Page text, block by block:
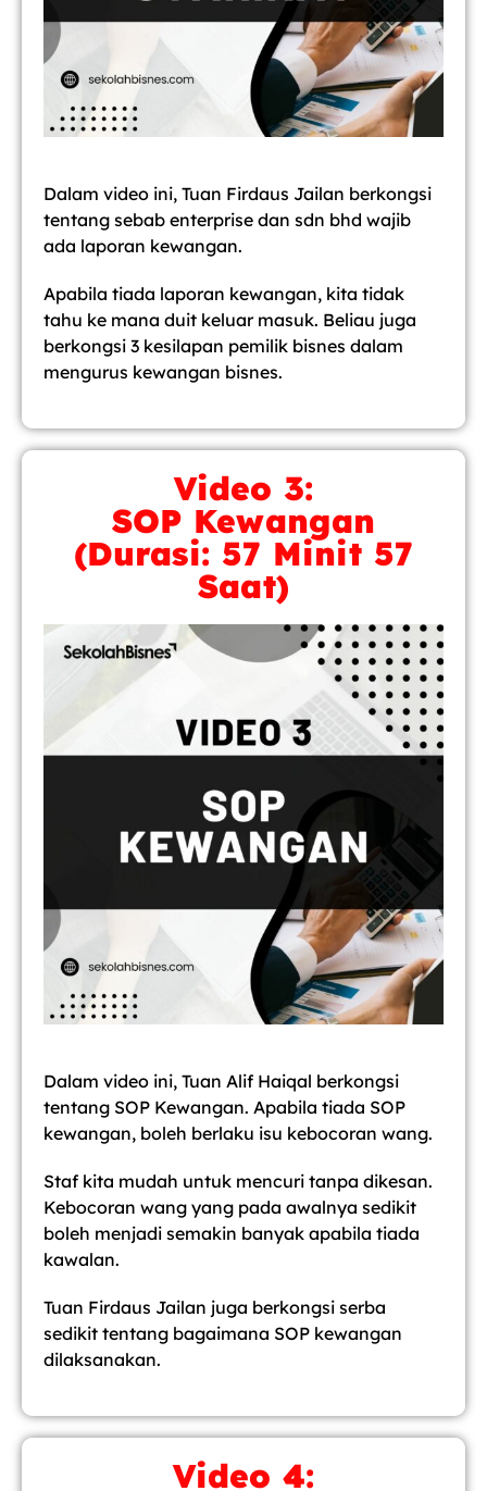
Dalam video ini, Tuan Firdaus Jailan berkongsi
tentang sebab enterprise dan sdn bhd wajib
ada laporan kewangan.
Apabila tiada laporan kewangan, kita tidak
tahu ke mana duit keluar masuk. Beliau juga
berkongsi 3 kesilapan pemilik bisnes dalam
mengurus kewangan bisnes.
Video 3:
SOP Kewangan
(Durasi: 57 Minit 57
Saat)
Dalam video ini, Tuan Alif Haiqal berkongsi
tentang SOP Kewangan. Apabila tiada SOP
kewangan, boleh berlaku isu kebocoran wang.
Staf kita mudah untuk mencuri tanpa dikesan.
Kebocoran wang yang pada awalnya sedikit
boleh menjadi semakin banyak apabila tiada
kawalan.
Tuan Firdaus Jailan juga berkongsi serba
sedikit tentang bagaimana SOP kewangan
dilaksanakan.
Video 4: